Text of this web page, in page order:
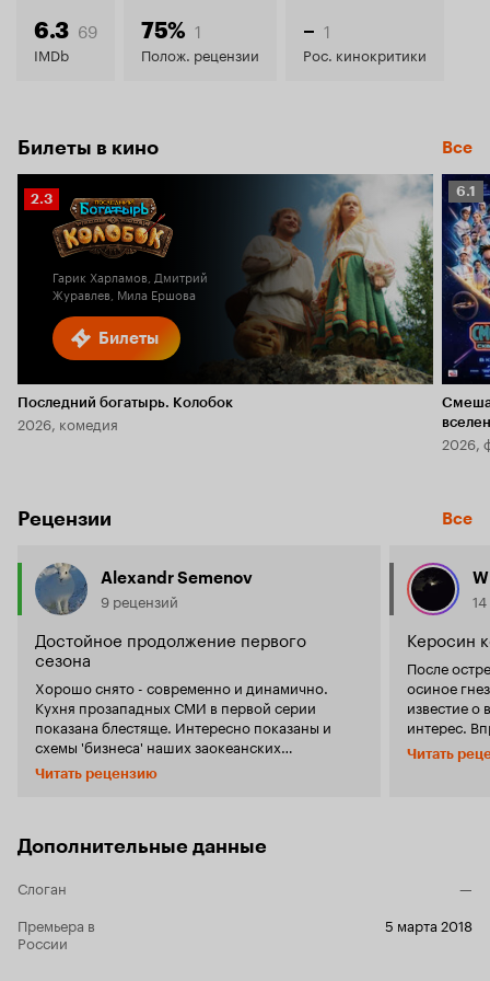
7.4
6.3 69
IMDb
75% 1
Полож. рецензии
– 1
Рос. кинокритики
Билеты в кино Все
Билеты
Рейтинг
Кинопоиска
2.3
Гарик Харламов, Дмитрий
Журавлев, Мила Ершова
Последний богатырь. Колобок
2026, комедия
6.1
6.1
2026,
Рецензии Все
Alexandr Semenov
9 рецензий
Достойное продолжение первого
сезона
Хорошо снято - современно и динамично.
Кухня прозападных СМИ в первой серии
показана блестяще. Интересно показаны и
схемы 'бизнеса' наших заокеанских
'партнеров' на Ближнем Востоке. Отличная
линия 'прозрения' молодежи при
бывший сотрудник ЦРУ. Какой типаж! Блестяще
технической стороне сериала - работа
блестящим сценарием и хорошими актерами
работает на создание общего образа.
Читать рецензию
Керосин
После
осиное
известие о
интерес.
когда
Юрий
с
Читать
Дополнительные данные
Слоган
—
Премьера в
России
5 марта 2018